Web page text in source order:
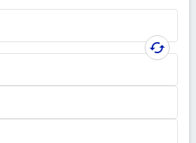
cached